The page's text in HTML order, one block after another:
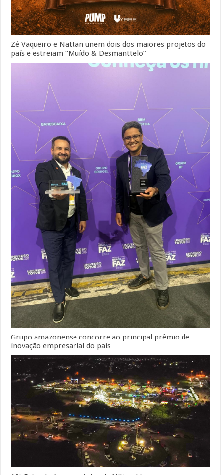
Zé Vaqueiro e Nattan unem dois dos maiores projetos do
país e estreiam “Muído & Desmanttelo”
Grupo amazonense concorre ao principal prêmio de
inovação empresarial do país